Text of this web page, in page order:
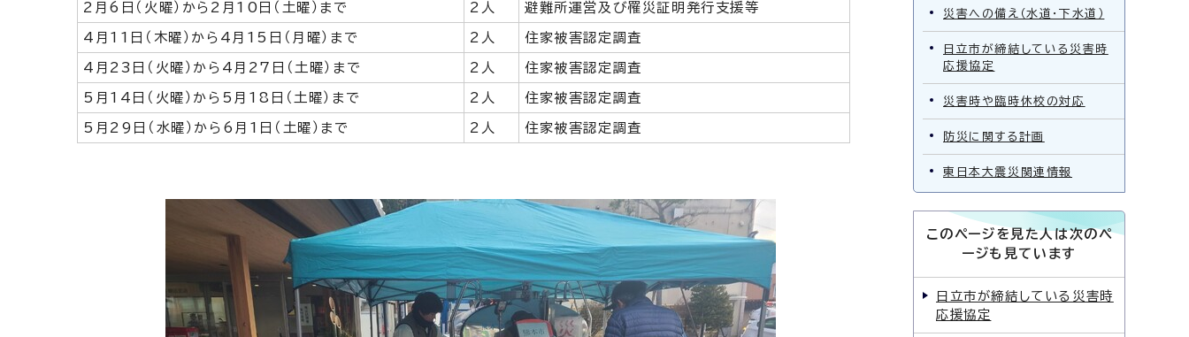
2月6日（火曜）から2月10日（土曜）まで 2人 避難所運営及び罹災証明発行支援等
4月11日（木曜）から4月15日（月曜）まで 2人 住家被害認定調査
4月23日（火曜）から4月27日（土曜）まで 2人 住家被害認定調査
5月14日（火曜）から5月18日（土曜）まで 2人 住家被害認定調査
5月29日（水曜）から6月1日（土曜）まで 2人 住家被害認定調査
災害への備え（水道・下水道）
日立市が締結している災害時
応援協定
災害時や臨時休校の対応
防災に関する計画
東日本大震災関連情報
このページを見た人は次のペ
ージも見ています
日立市が締結している災害時
応援協定